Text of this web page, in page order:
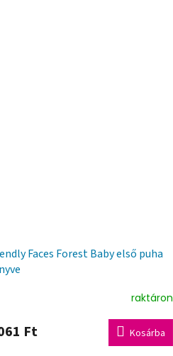
Faces Forest Baby első puha
raktáron
Ft Kosárba